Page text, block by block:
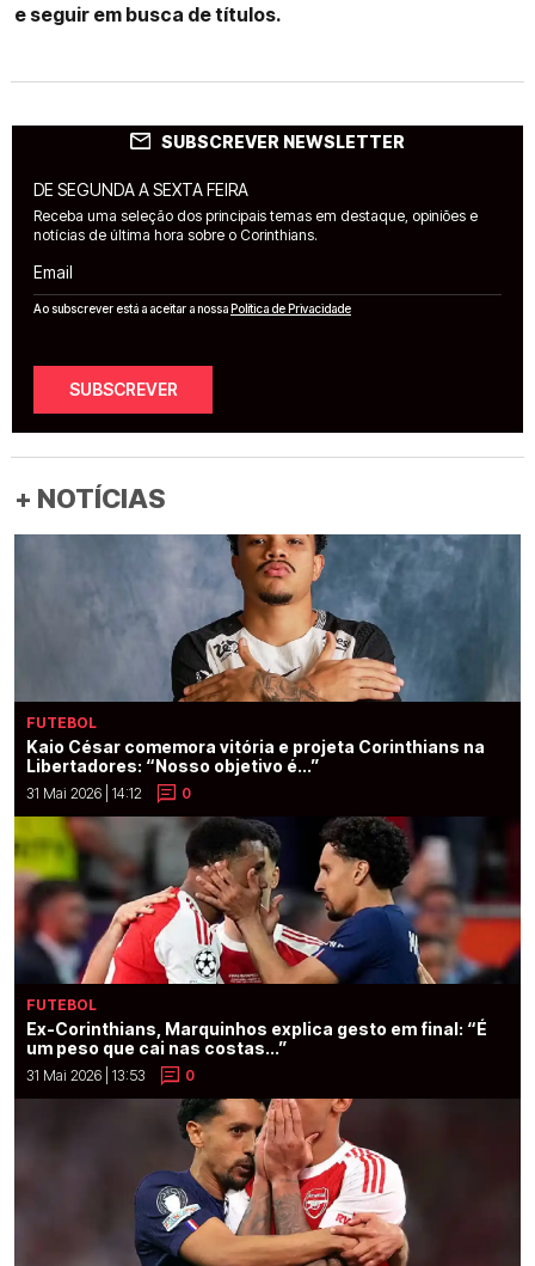
e seguir em busca de títulos.
SUBSCREVER NEWSLETTER
DE SEGUNDA A SEXTA FEIRA
Receba uma seleção dos principais temas em destaque, opiniões e
notícias de última hora sobre o Corinthians.
Email
Ao subscrever está a aceitar a nossaPolítica de Privacidade
SUBSCREVER
+ NOTÍCIAS
FUTEBOL
Kaio César comemora vitória e projeta Corinthians na
Libertadores: “Nosso objetivo é...”
31 Mai 2026 | 14:12 0
FUTEBOL
Ex-Corinthians, Marquinhos explica gesto em final: “É
um peso que cai nas costas...”
31 Mai 2026 | 13:53 0